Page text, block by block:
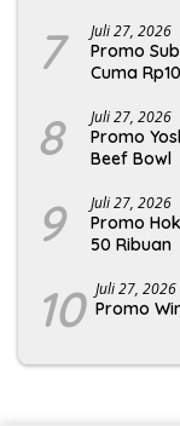
7 Juli 27, 2026
Promo
Cuma
8 Juli 27, 2026
Promo
Beef Bowl
9 Juli 27, 2026
Promo
50 Ribuan
10 Juli 27, 2026
Promo